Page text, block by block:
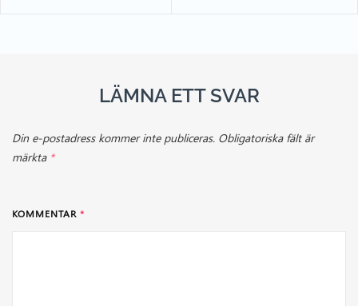
LÄMNA ETT SVAR
Din e-postadress kommer inte publiceras. Obligatoriska fält är
märkta *
KOMMENTAR *